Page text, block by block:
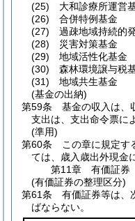
(25) 大和診療所運営
(26) 合併特例基金
(27) 過疎地域持続的
(28) 災害対策基金
(29) 地域活性化基金
(30) 森林環境譲与税
(31) 地域共生基金
(基金の出納)
第59条
基金の収入は、
支出は、支出命令票に
(準用)
第60条
この章に規定す
ては、歳入歳出外現金
第11章
有価証券
(有価証券の整理区分)
第61条
有価証券等は、
ばならない。